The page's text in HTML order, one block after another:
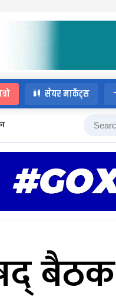
सेयर मार्केट्स
बैठक